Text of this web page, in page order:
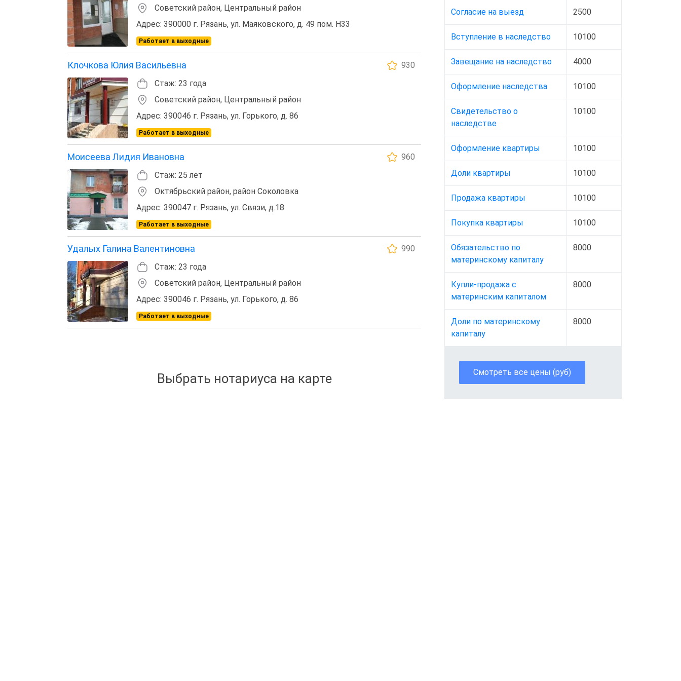
Советский район, Центральный район
Адрес: 390000 г. Рязань, ул. Маяковского, д. 49 пом. Н33
Работает в выходные
Клочкова Юлия Васильевна
930
Стаж: 23 года
Советский район, Центральный район
Адрес: 390046 г. Рязань, ул. Горького, д. 86
Работает в выходные
Моисеева Лидия Ивановна
960
Стаж: 25 лет
Октябрьский район, район Соколовка
Адрес: 390047 г. Рязань, ул. Связи, д.18
Работает в выходные
Удалых Галина Валентиновна
990
Стаж: 23 года
Советский район, Центральный район
Адрес: 390046 г. Рязань, ул. Горького, д. 86
Работает в выходные
Выбрать нотариуса на карте
Согласие на выезд 2500
Вступление в наследство 10100
Завещание на наследство 4000
Оформление наследства 10100
Свидетельство о
наследстве
10100
Оформление квартиры 10100
Доли квартиры 10100
Продажа квартиры 10100
Покупка квартиры 10100
Обязательство по
материнскому капиталу
8000
Купли-продажа с
материнским капиталом
8000
Доли по материнскому
капиталу
8000
Смотреть все цены (руб)